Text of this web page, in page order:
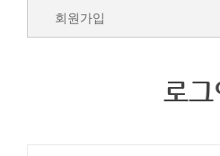
회원가입
로그